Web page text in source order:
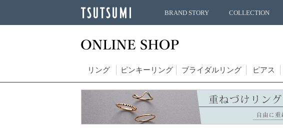
BRAND STORY COLLECTION
リング ピンキーリング ブライダルリング ピアス